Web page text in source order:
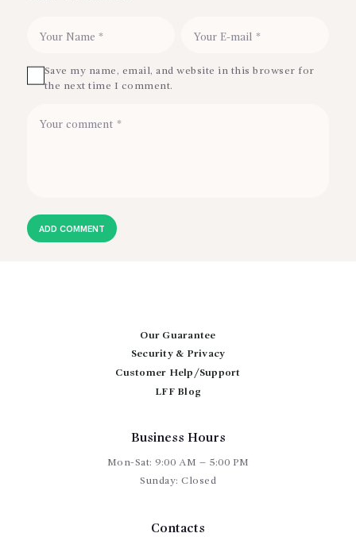
Save my name, email, and website in this browser for
the next time I comment.
Our Guarantee
Security & Privacy
Customer Help/Support
LFF Blog
Business Hours
Mon-Sat: 9:00 AM – 5:00 PM
Sunday: Closed
Contacts